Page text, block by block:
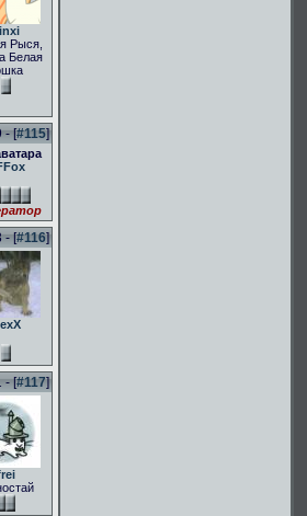
Рыся,
Белая
- [#115]
- [#116]
- [#117]